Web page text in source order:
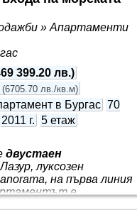
» Апартаменти
399.20 лв.)
(6705.70 лв./кв.м)
в Бургас 70
2011 г. 5 етаж
двустаен
луксозен
на първа линия
е